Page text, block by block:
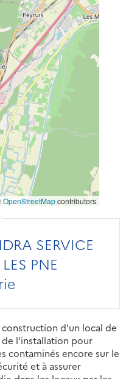
OpenStreetMapcontributors
SERVICE
PNE
construction d'un local de
l'installation pour
contaminés encore sur le
et à assurer